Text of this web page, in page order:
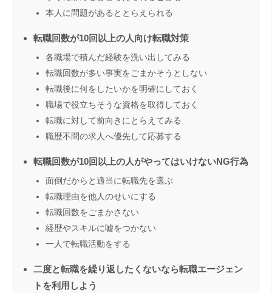
本人に問題があるととらえられる
転職回数が10回以上の人向け転職対策
各職場で積んだ経験を洗い出してみる
転職回数が多い事実をごまかそうとしない
転職後に何をしたいかを明確にしておく
職場で役立ちそうな資格を取得しておく
転職に対して前向きにとらえてみる
職歴不問の求人へ優先して応募する
転職回数が10回以上の人がやってはいけないNG行為
面倒だからと適当に転職先を選ぶ
転職理由を他人のせいにする
転職回数をごまかさない
経歴やスキルに嘘をつかない
一人で転職活動をする
二度と転職を繰り返したくないなら転職エージェン
トを利用しよう